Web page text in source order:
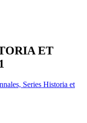
ET
Series Historia et